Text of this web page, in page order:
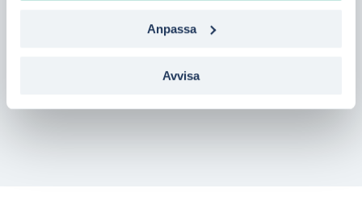
Anpassa
Avvisa
Gör en kostnadsfri jämförelse på